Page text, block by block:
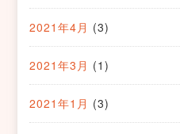
2021年4月 (3)
2021年3月 (1)
2021年1月 (3)